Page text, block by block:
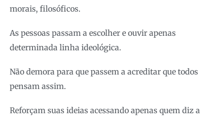
morais, filosóficos.
As pessoas passam a escolher e ouvir apenas
determinada linha ideológica.
Não demora para que passem a acreditar que todos
pensam assim.
Reforçam suas ideias acessando apenas quem diz a